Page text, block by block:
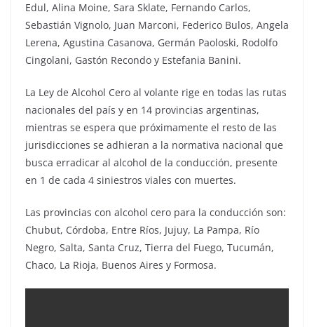
Edul, Alina Moine, Sara Sklate, Fernando Carlos,
Sebastián Vignolo, Juan Marconi, Federico Bulos, Angela
Lerena, Agustina Casanova, Germán Paoloski, Rodolfo
Cingolani, Gastón Recondo y Estefania Banini.
La Ley de Alcohol Cero al volante rige en todas las rutas
nacionales del país y en 14 provincias argentinas,
mientras se espera que próximamente el resto de las
jurisdicciones se adhieran a la normativa nacional que
busca erradicar al alcohol de la conducción, presente
en 1 de cada 4 siniestros viales con muertes.
Las provincias con alcohol cero para la conducción son:
Chubut, Córdoba, Entre Ríos, Jujuy, La Pampa, Río
Negro, Salta, Santa Cruz, Tierra del Fuego, Tucumán,
Chaco, La Rioja, Buenos Aires y Formosa.